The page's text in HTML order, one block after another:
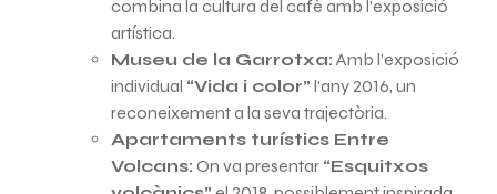
combina la cultura del cafè amb l’exposició
artística.
Museu de la Garrotxa: Amb l’exposició
individual “Vida i color” l’any 2016, un
reconeixement a la seva trajectòria.
Apartaments turístics Entre
Volcans: On va presentar “Esquitxos